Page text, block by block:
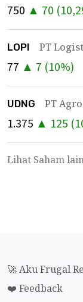
750 ▲ 70 (
LOPI PT
77 ▲ 7 (10%)
UDNG PT
1.375 ▲ 125 (
Lihat Saham
🚀 Aku Frugal
❤️ Feedback